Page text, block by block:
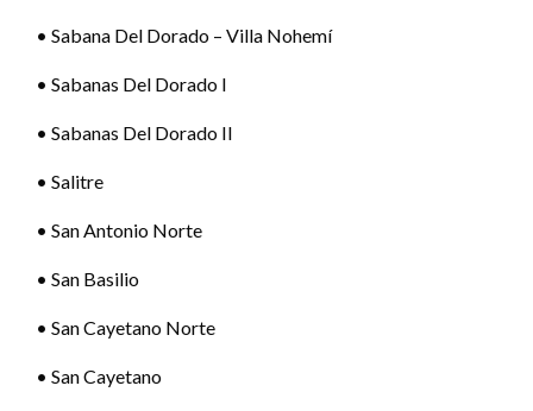
• Sabana Del Dorado – Villa Nohemí
• Sabanas Del Dorado I
• Sabanas Del Dorado II
• Salitre
• San Antonio Norte
• San Basilio
• San Cayetano Norte
• San Cayetano